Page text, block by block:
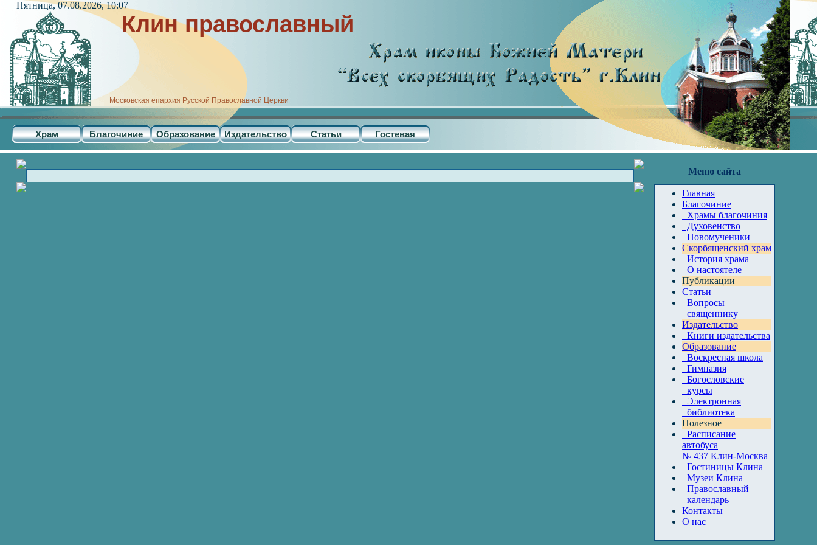
Клин православный
Московская епархия Русской Православной Церкви
Храм Благочиние Образование Издательство Статьи Гостевая
| Пятница, 07.08.2026, 10:07
Меню сайта
Главная
Благочиние
Храмы благочиния
Духовенство
Новомученики
Скорбященский храм
История храма
О настоятеле
Публикации
Статьи
Вопросы
священнику
Издательство
Книги издательства
Образование
Воскресная школа
Гимназия
Богословские
курсы
Электронная
библиотека
Полезное
Расписание
автобуса
№ 437 Клин-Москва
Гостиницы Клина
Музеи Клина
Православный
календарь
Контакты
О нас